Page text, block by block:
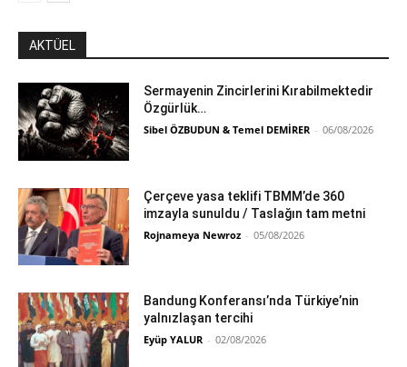
AKTÜEL
Sermayenin Zincirlerini Kırabilmektedir
Özgürlük…
Sibel ÖZBUDUN & Temel DEMİRER - 06/08/2026
Çerçeve yasa teklifi TBMM’de 360
imzayla sunuldu / Taslağın tam metni
Rojnameya Newroz - 05/08/2026
Bandung Konferansı’nda Türkiye’nin
yalnızlaşan tercihi
Eyüp YALUR - 02/08/2026